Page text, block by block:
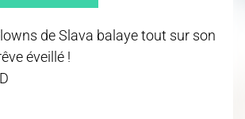
de Slava balaye tout sur son
éveillé !